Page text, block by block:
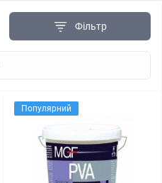
Фільтр
Популярний